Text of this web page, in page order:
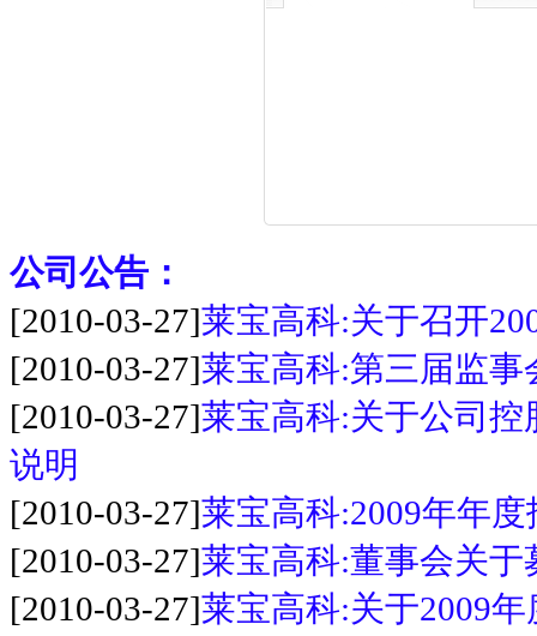
公司公告：
[2010-03-27]莱宝高科:关于召开
[2010-03-27]莱宝高科:第三届监
[2010-03-27]莱宝高科:关于公司
说明
[2010-03-27]莱宝高科:2009年年度
[2010-03-27]莱宝高科:董事会关于
[2010-03-27]莱宝高科:关于2009